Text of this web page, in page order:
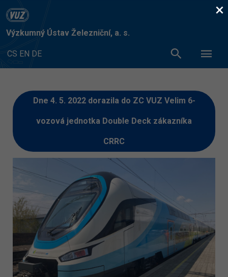
Výzkumný Ústav Železniční, a. s.
CS EN DE
Dne 4. 5. 2022 dorazila do ZC VUZ Velim 6-
vozová jednotka Double Deck zákazníka
CRRC
×